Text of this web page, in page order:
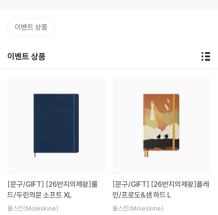
이벤트 상품
이벤트 상품
[문구/GIFT]
드/두린의문 소프트 XL
몰스킨(Moleskine)
[문구/GIFT]
인/프로도&샘 하드 L
몰스킨(Moleskine)